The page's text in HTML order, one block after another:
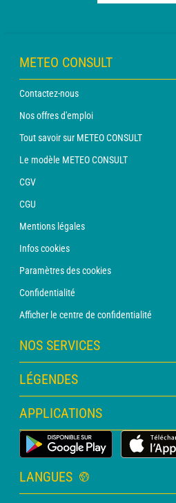
METEO CONSULT
Contactez-nous
Nos offres d'emploi
Tout savoir sur METEO CONSULT
Le modèle METEO CONSULT
CGV
CGU
Mentions légales
Infos cookies
Paramètres des cookies
Confidentialité
Afficher le centre de confidentialité
NOS SERVICES
Abonnement METEO Xpert
Abonnement METEO PRO
Consultation avec un prévisionniste
Bulletin PRO
LÉGENDES
Légende des cartes
Légende des pictogrammes
Glossaire
APPLICATIONS
Application Météo Terrestre
LANGUES